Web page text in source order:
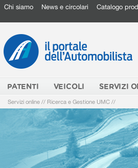
Chi siamo News e circolari Catalogo
PATENTI VEICOLI SERVIZI
Servizi online // Ricerca e Gestione UMC //